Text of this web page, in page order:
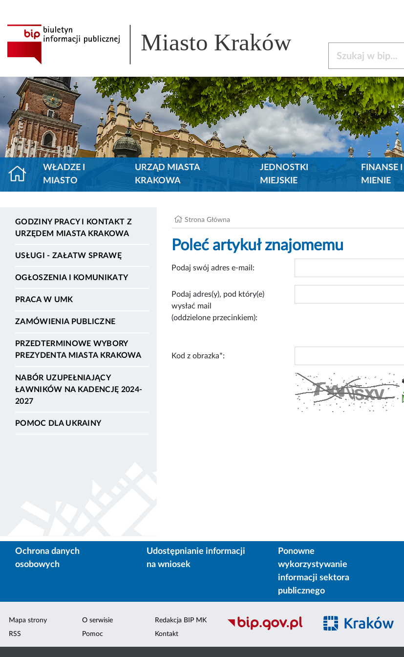
Miasto Kraków
WŁADZE I
MIASTO
URZĄD MIASTA
KRAKOWA
JEDNOSTKI
MIEJSKIE
FINANSE I
MIENIE
GODZINY PRACY I KONTAKT Z
URZĘDEM MIASTA KRAKOWA
USŁUGI - ZAŁATW SPRAWĘ
OGŁOSZENIA I KOMUNIKATY
PRACA W UMK
ZAMÓWIENIA PUBLICZNE
PRZEDTERMINOWE WYBORY
PREZYDENTA MIASTA KRAKOWA
NABÓR UZUPEŁNIAJĄCY
ŁAWNIKÓW NA KADENCJĘ 2024-
2027
POMOC DLA UKRAINY
Strona Główna
Poleć artykuł znajomemu
Podaj swój adres e-mail:
Podaj adres(y), pod który(e)
wysłać mail
(oddzielone przecinkiem):
Kod z obrazka*:
Ochrona danych
osobowych
Udostępnianie informacji
na wniosek
Ponowne
wykorzystywanie
informacji sektora
publicznego
Mapa strony
RSS
O serwisie
Pomoc
Redakcja BIP MK
Kontakt